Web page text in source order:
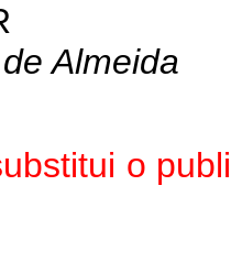
Almeida
o